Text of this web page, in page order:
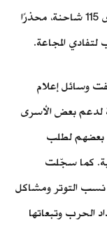
بالدخول عبر معبر كرم أبو سالم، لم تُفرغ سوى 115 شاحنة، محذرًا
لتفادي المجاعة.
وسائل إعلام
لدعم بعض الأسرى
بعضهم لطلب
كما سجّلت
نسب التوتر ومشاكل
الحرب وتبعاتها